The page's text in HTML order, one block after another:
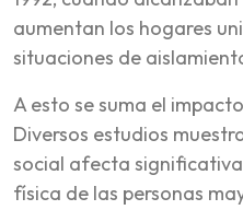
aumentan los hogares
situaciones de
A esto se suma el
Diversos estudios
social afecta
física de las personas